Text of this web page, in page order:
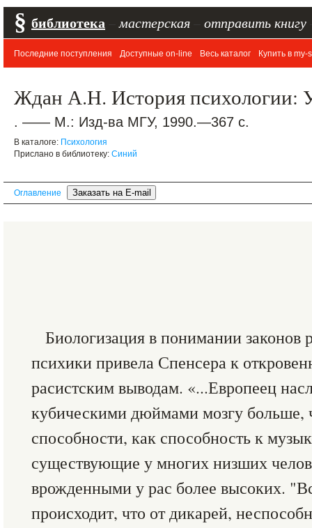
§ библиотека мастерская отправить книгу
Последние поступления Доступные on-line Весь каталог Купить в my-
Ждан А.Н. История психологии:
. —— М.: Изд-ва МГУ, 1990.—367 с.
В каталоге: Психология
Прислано в библиотеку: Синий
Оглавление
Биологизация в понимании законов
психики привела Спенсера к
расистским выводам. «...Европеец
кубическими дюймами мозгу больше,
способности, как способность к
существующие у многих низших
врожденными у рас более высоких.
происходит, что от дикарей,